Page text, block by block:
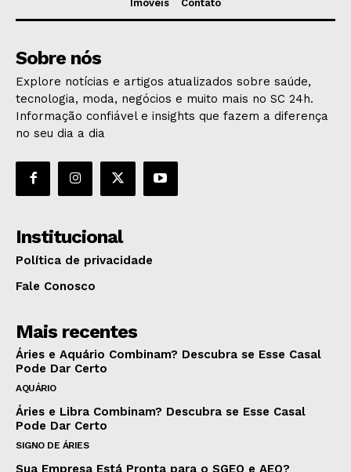
Imóveis
Contato
Sobre nós
Explore notícias e artigos atualizados sobre saúde,
tecnologia, moda, negócios e muito mais no SC 24h.
Informação confiável e insights que fazem a diferença
no seu dia a dia
Institucional
Política de privacidade
Fale Conosco
Mais recentes
Áries e Aquário Combinam? Descubra se Esse Casal
Pode Dar Certo
AQUÁRIO
Áries e Libra Combinam? Descubra se Esse Casal
Pode Dar Certo
SIGNO DE ÁRIES
Sua Empresa Está Pronta para o SGEO e AEO?